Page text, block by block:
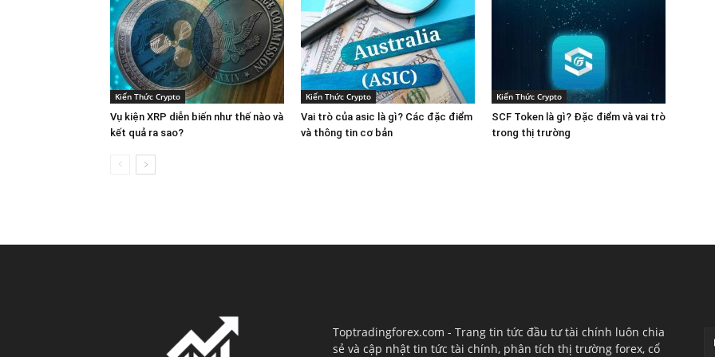
Kiến Thức Crypto
Vụ kiện XRP diễn biến như thế nào và
kết quả ra sao?
Kiến Thức Crypto
Vai trò của asic là gì? Các đặc điểm
và thông tin cơ bản
Kiến Thức Crypto
SCF Token là gì? Đặc điểm và vai trò
trong thị trường
Toptradingforex.com - Trang tin tức đầu tư tài chính luôn chia
sẻ và cập nhật tin tức tài chính, phân tích thị trường forex, cổ